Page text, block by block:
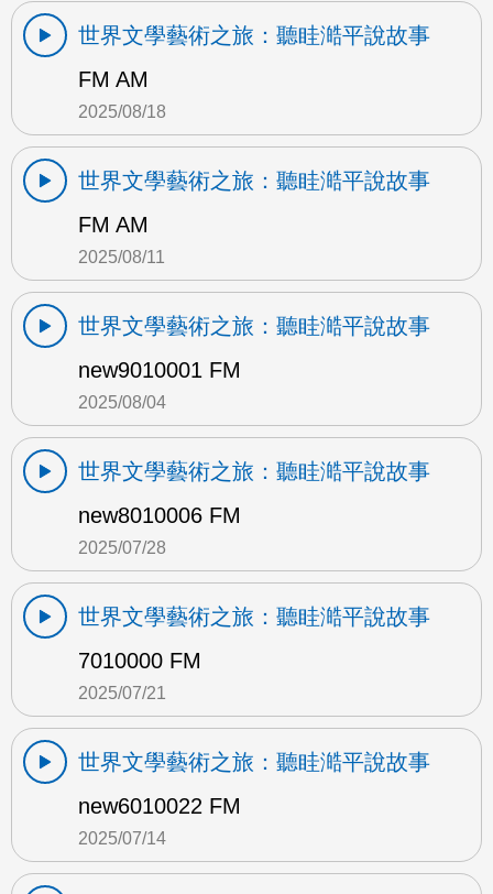
世界文學藝術之旅：聽眭澔平說故事
FM AM
2025/08/18
世界文學藝術之旅：聽眭澔平說故事
FM AM
2025/08/11
世界文學藝術之旅：聽眭澔平說故事
new9010001 FM
2025/08/04
世界文學藝術之旅：聽眭澔平說故事
new8010006 FM
2025/07/28
世界文學藝術之旅：聽眭澔平說故事
7010000 FM
2025/07/21
世界文學藝術之旅：聽眭澔平說故事
new6010022 FM
2025/07/14